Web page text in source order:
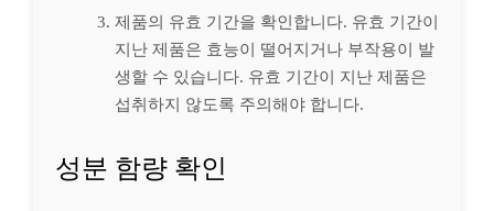
제품의 유효 기간을 확인합니다. 유효 기간이
지난 제품은 효능이 떨어지거나 부작용이 발
생할 수 있습니다. 유효 기간이 지난 제품은
섭취하지 않도록 주의해야 합니다.
성분 함량 확인